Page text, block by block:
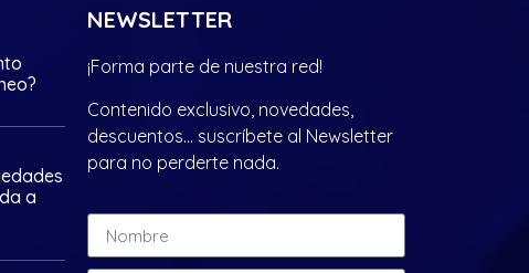
a
NEWSLETTER
¡Forma parte de nuestra red!
Contenido exclusivo, novedades,
descuentos… suscríbete al Newsletter
para no perderte nada.